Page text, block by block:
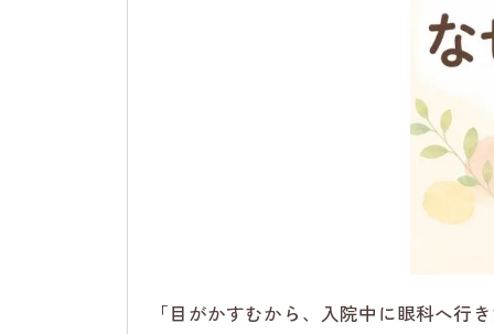
「目がかすむから、入院中に眼科へ行